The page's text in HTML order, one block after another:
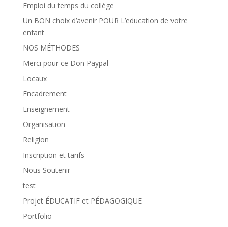
Emploi du temps du collège
Un BON choix d’avenir POUR L’education de votre
enfant
NOS MÉTHODES
Merci pour ce Don Paypal
Locaux
Encadrement
Enseignement
Organisation
Religion
Inscription et tarifs
Nous Soutenir
test
Projet ÉDUCATIF et PÉDAGOGIQUE
Portfolio